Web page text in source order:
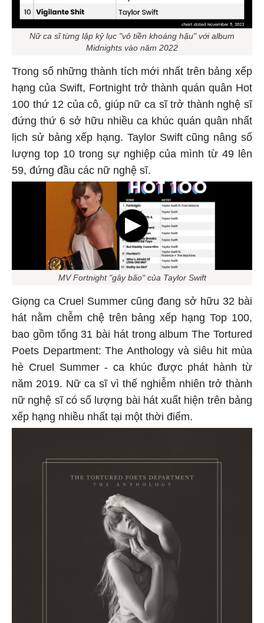
Nữ ca sĩ từng lập kỷ lục "vô tiền khoáng hậu" với album
Midnights vào năm 2022
Trong số những thành tích mới nhất trên bảng xếp
hạng của Swift, Fortnight trở thành quán quân Hot
100 thứ 12 của cô, giúp nữ ca sĩ trở thành nghệ sĩ
đứng thứ 6 sở hữu nhiều ca khúc quán quân nhất
lịch sử bảng xếp hạng. Taylor Swift cũng nâng số
lượng top 10 trong sự nghiệp của mình từ 49 lên
59, đứng đầu các nữ nghệ sĩ.
MV Fortnight "gây bão" của Taylor Swift
Giọng ca Cruel Summer cũng đang sở hữu 32 bài
hát nằm chễm chệ trên bảng xếp hạng Top 100,
bao gồm tổng 31 bài hát trong album The Tortured
Poets Department: The Anthology và siêu hit mùa
hè Cruel Summer - ca khúc được phát hành từ
năm 2019. Nữ ca sĩ vì thế nghiễm nhiên trở thành
nữ nghệ sĩ có số lượng bài hát xuất hiện trên bảng
xếp hạng nhiều nhất tại một thời điểm.